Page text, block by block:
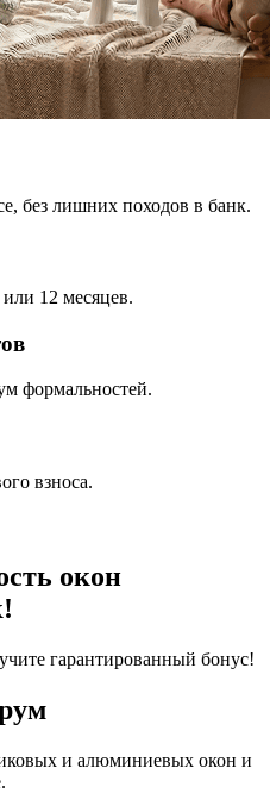
без лишних походов в банк.
12 месяцев.
формальностей.
взноса.
окон
гарантированный бонус!
и алюминиевых окон и